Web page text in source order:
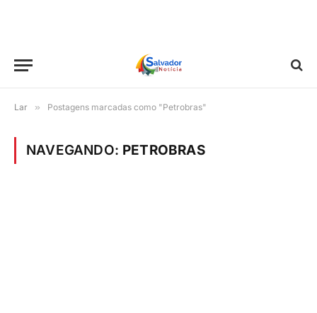
Lar » Postagens marcadas como "Petrobras"
NAVEGANDO: PETROBRAS